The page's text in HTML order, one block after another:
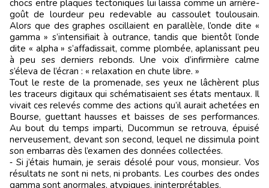
chocs entre plaques tectoniques lui laissa comme un arrière-
goût de lourdeur peu redevable au cassoulet toulousain.
Alors que des graphes oscillaient en parallèle, l’onde dite «
gamma » s’intensifiait à outrance, tandis que bientôt l’onde
dite « alpha » s’affadissait, comme plombée, aplanissant peu
à peu ses derniers rebonds. Une voix d’infirmière calme
s’éleva de l’écran : « relaxation en chute libre. »
Tout le reste de la promenade, ses yeux ne lâchèrent plus
les traceurs digitaux qui schématisaient ses états mentaux. Il
vivait ces relevés comme des actions qu’il aurait achetées en
Bourse, guettant hausses et baisses de ses performances.
Au bout du temps imparti, Ducommun se retrouva, épuisé
nerveusement, devant son second, lequel ne dissimula point
son embarras dès l’examen des données collectées.
‑ Si j’étais humain, je serais désolé pour vous, monsieur. Vos
résultats ne sont ni nets, ni probants. Les courbes des ondes
gamma sont anormales, atypiques, ininterprétables.